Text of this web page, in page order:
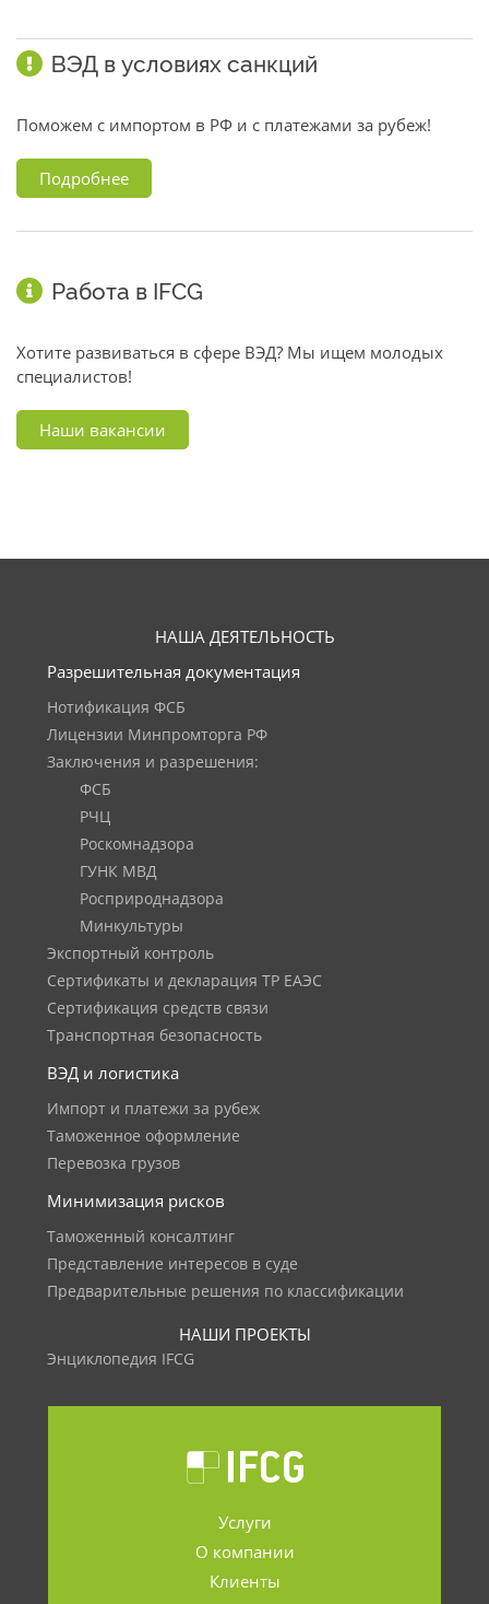
ВЭД в условиях санкций
Поможем с импортом в РФ и с платежами за рубеж!
Подробнее
Работа в IFCG
Хотите развиваться в сфере ВЭД? Мы ищем молодых
специалистов!
Наши вакансии
НАША ДЕЯТЕЛЬНОСТЬ
Разрешительная документация
Нотификация ФСБ
Лицензии Минпромторга РФ
Заключения и разрешения:
ФСБ
РЧЦ
Роскомнадзора
ГУНК МВД
Росприроднадзора
Минкультуры
Экспортный контроль
Сертификаты и декларация ТР ЕАЭС
Сертификация средств связи
Транспортная безопасность
ВЭД и логистика
Импорт и платежи за рубеж
Таможенное оформление
Перевозка грузов
Минимизация рисков
Таможенный консалтинг
Представление интересов в суде
Предварительные решения по классификации
НАШИ ПРОЕКТЫ
Энциклопедия IFCG
Услуги
О компании
Клиенты